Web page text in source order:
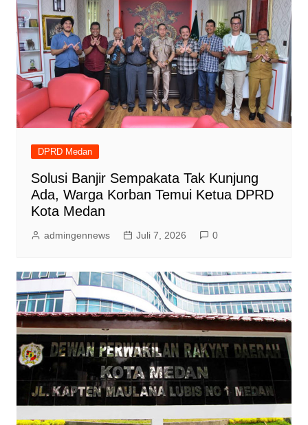
DPRD Medan
Solusi Banjir Sempakata Tak Kunjung
Ada, Warga Korban Temui Ketua DPRD
Kota Medan
admingennews Juli 7, 2026 0